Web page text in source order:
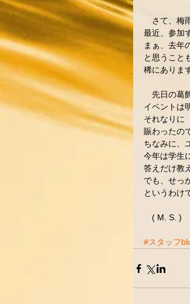
さて、梅
最近、参加
まぁ、去年
と思うこと
稀にありま
先日の葛
イベントは
それなりに
賑わったの
ちなみに、
今年は学生
答えだけ教
でも、せっ
というわけ
( M. S. )
#スタッフ